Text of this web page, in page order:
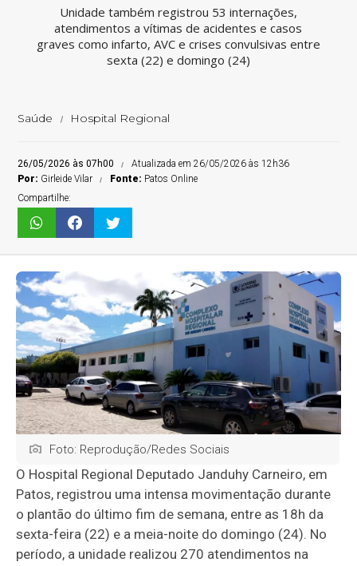
Unidade também registrou 53 internações,
atendimentos a vítimas de acidentes e casos
graves como infarto, AVC e crises convulsivas entre
sexta (22) e domingo (24)
Saúde Hospital Regional
26/05/2026 às 07h00
Atualizada em 26/05/2026 às 12h36
Por: Girleide Vilar Fonte: Patos Online
Compartilhe:
Foto: Reprodução/Redes Sociais
O Hospital Regional Deputado Janduhy Carneiro, em
Patos, registrou uma intensa movimentação durante
o plantão do último fim de semana, entre as 18h da
sexta-feira (22) e a meia-noite do domingo (24). No
período, a unidade realizou 270 atendimentos na